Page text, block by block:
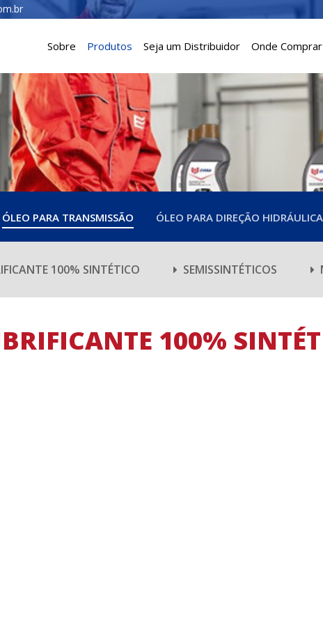
Sobre Produtos Seja um Distribuidor Onde Comprar
ÓLEO PARA TRANSMISSÃO ÓLEO PARA DIREÇÃO HIDRÁULICA
100% SINTÉTICO SEMISSINTÉTICOS
100%